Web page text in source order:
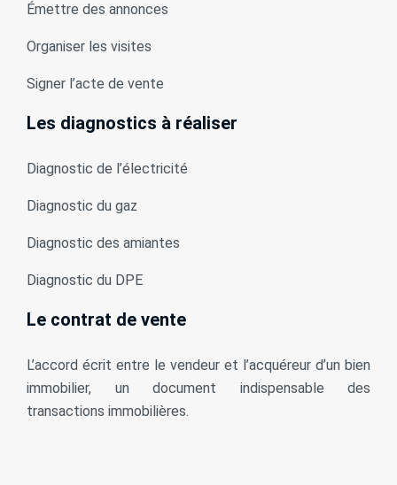
Émettre des annonces
Organiser les visites
Signer l’acte de vente
Les diagnostics à réaliser
Diagnostic de l’électricité
Diagnostic du gaz
Diagnostic des amiantes
Diagnostic du DPE
Le contrat de vente
L’accord écrit entre le vendeur et l’acquéreur d’un bien
immobilier, un document indispensable des
transactions immobilières.